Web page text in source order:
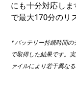
にも十分対応し
で最大170分のリ
* バッテリー持続時間
で取得した結果です。
ァイルにより若干異な